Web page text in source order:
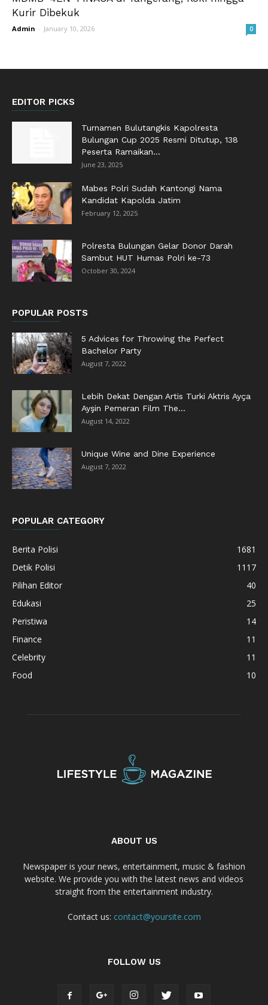
Kurir Dibekuk
Admin - January 10, 2026 0
EDITOR PICKS
Turnamen Bulutangkis Kapolresta
Bulungan Cup 2025 Resmi Ditutup, 138
Peserta Ramaikan...
June 23, 2025
Mabes Polri Sudah Kantongi Nama
Kandidat Kapolda Jatim
February 12, 2025
Polresta Bulungan Gelar Donor Darah
Sambut HUT Humas Polri ke-73
October 30, 2024
POPULAR POSTS
5 Advices for Throwing the Perfect
Bachelor Party
August 7, 2022
Lebih Dekat Dengan Artis Turki Aktris Ayça
Ayşin Pemeran Film The...
August 14, 2022
Unique Wine and Dine Experience
August 7, 2022
POPULAR CATEGORY
Berita Polisi
1681
Detik Polisi
1117
Pilihan Editor
40
Edukasi
25
Peristiwa
14
Finance
11
Celebrity
11
Food
10
ABOUT US
Newspaper is your news, entertainment, music & fashion
website. We provide you with the latest news and videos
straight from the entertainment industry.
Contact us: contact@yoursite.com
FOLLOW US